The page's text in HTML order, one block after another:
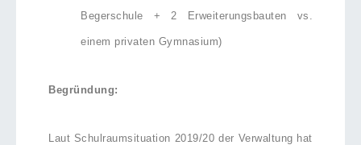
Begerschule + 2 Erweiterungsbauten vs.
einem privaten Gymnasium)
Begründung:
Laut Schulraumsituation 2019/20 der Verwaltung hat